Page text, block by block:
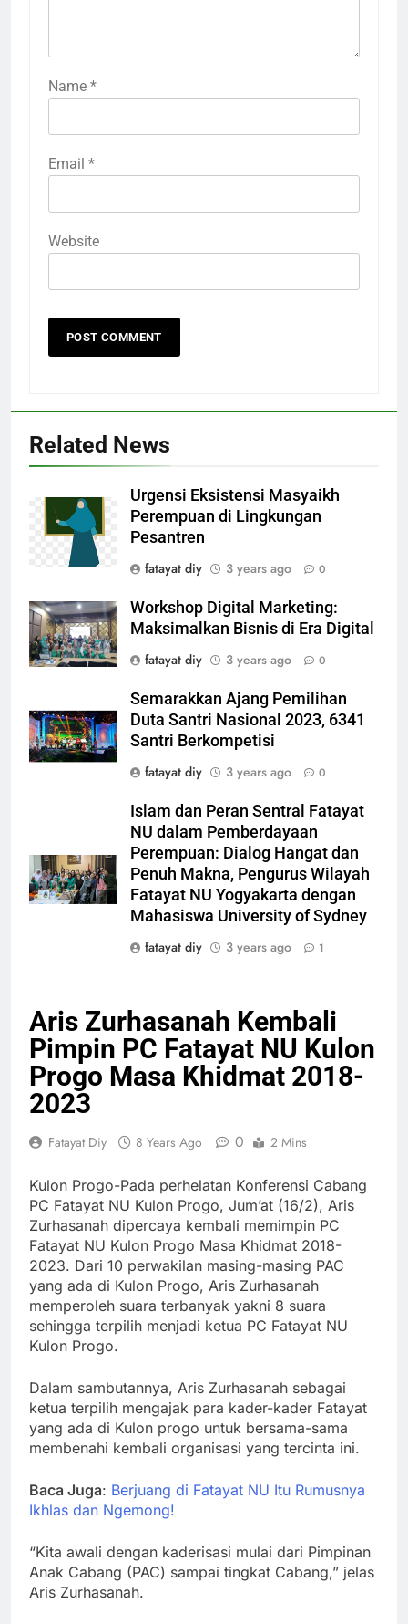
Name *
Email *
Website
Related News
Urgensi Eksistensi Masyaikh
Perempuan di Lingkungan
Pesantren
fatayat diy
3 years ago 0
Workshop Digital Marketing:
Maksimalkan Bisnis di Era Digital
fatayat diy
3 years ago 0
Semarakkan Ajang Pemilihan
Duta Santri Nasional 2023, 6341
Santri Berkompetisi
fatayat diy
3 years ago 0
Islam dan Peran Sentral Fatayat
NU dalam Pemberdayaan
Perempuan: Dialog Hangat dan
Penuh Makna, Pengurus Wilayah
Fatayat NU Yogyakarta dengan
Mahasiswa University of Sydney
fatayat diy
3 years ago 1
Aris Zurhasanah Kembali
Pimpin PC Fatayat NU Kulon
Progo Masa Khidmat 2018-
2023
Fatayat Diy 8 Years Ago 0 2 Mins
Kulon Progo-Pada perhelatan Konferensi Cabang
PC Fatayat NU Kulon Progo, Jum’at (16/2), Aris
Zurhasanah dipercaya kembali memimpin PC
Fatayat NU Kulon Progo Masa Khidmat 2018-
2023. Dari 10 perwakilan masing-masing PAC
yang ada di Kulon Progo, Aris Zurhasanah
memperoleh suara terbanyak yakni 8 suara
sehingga terpilih menjadi ketua PC Fatayat NU
Kulon Progo.
Dalam sambutannya, Aris Zurhasanah sebagai
ketua terpilih mengajak para kader-kader Fatayat
yang ada di Kulon progo untuk bersama-sama
membenahi kembali organisasi yang tercinta ini.
Baca Juga: Berjuang di Fatayat NU Itu Rumusnya
Ikhlas dan Ngemong!
“Kita awali dengan kaderisasi mulai dari Pimpinan
Anak Cabang (PAC) sampai tingkat Cabang,” jelas
Aris Zurhasanah.